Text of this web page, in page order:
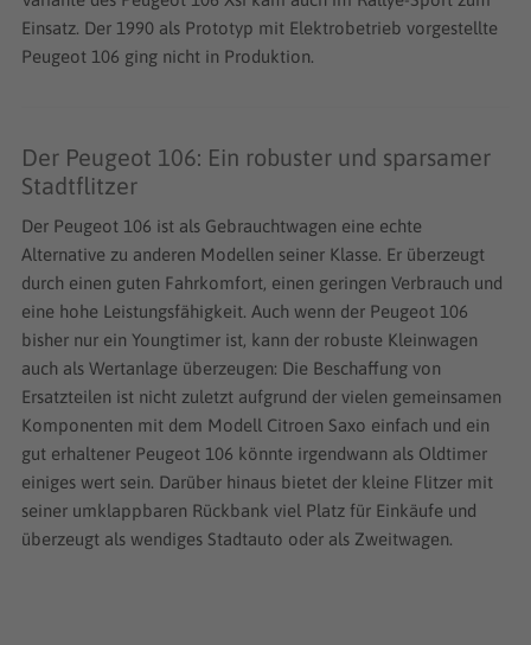
Einsatz. Der 1990 als Prototyp mit Elektrobetrieb vorgestellte
Peugeot 106 ging nicht in Produktion.
Der Peugeot 106: Ein robuster und sparsamer
Stadtflitzer
Der Peugeot 106 ist als Gebrauchtwagen eine echte
Alternative zu anderen Modellen seiner Klasse. Er überzeugt
durch einen guten Fahrkomfort, einen geringen Verbrauch und
eine hohe Leistungsfähigkeit. Auch wenn der Peugeot 106
bisher nur ein Youngtimer ist, kann der robuste Kleinwagen
auch als Wertanlage überzeugen: Die Beschaffung von
Ersatzteilen ist nicht zuletzt aufgrund der vielen gemeinsamen
Komponenten mit dem Modell Citroen Saxo einfach und ein
gut erhaltener Peugeot 106 könnte irgendwann als Oldtimer
einiges wert sein. Darüber hinaus bietet der kleine Flitzer mit
seiner umklappbaren Rückbank viel Platz für Einkäufe und
überzeugt als wendiges Stadtauto oder als Zweitwagen.